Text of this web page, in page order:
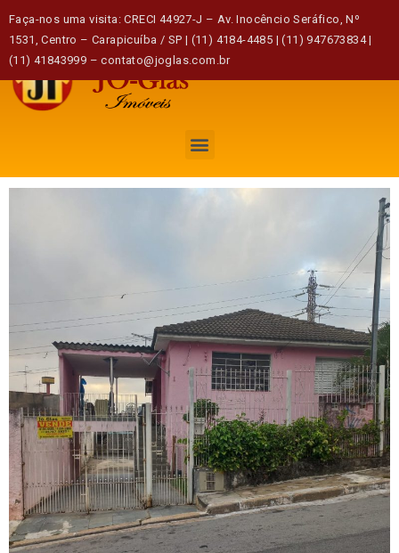
Faça-nos uma visita: CRECI 44927-J – Av. Inocêncio Seráfico, Nº
1531, Centro – Carapicuíba / SP | (11) 4184-4485 | (11) 947673834 |
(11) 41843999 – contato@joglas.com.br